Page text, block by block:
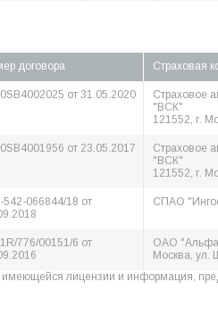
договора Страховая
от 31.05.2020
Страховое
"ВСК"
121552, г.
от 23.05.2017
Страховое
"ВСК"
121552, г.
542-066844/18 от
СПАО
776/00151/6 от
ОАО
Москва, ул.
имеющейся лицензии и информация,